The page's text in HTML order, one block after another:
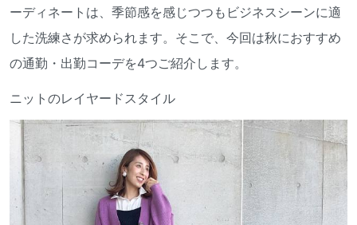
ーディネートは、季節感を感じつつもビジネスシーンに適
した洗練さが求められます。そこで、今回は秋におすすめ
の通勤・出勤コーデを4つご紹介します。
ニットのレイヤードスタイル